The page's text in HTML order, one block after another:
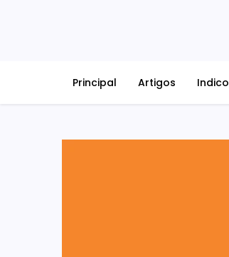
Principal Artigos Indico